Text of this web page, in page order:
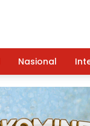
Nasional